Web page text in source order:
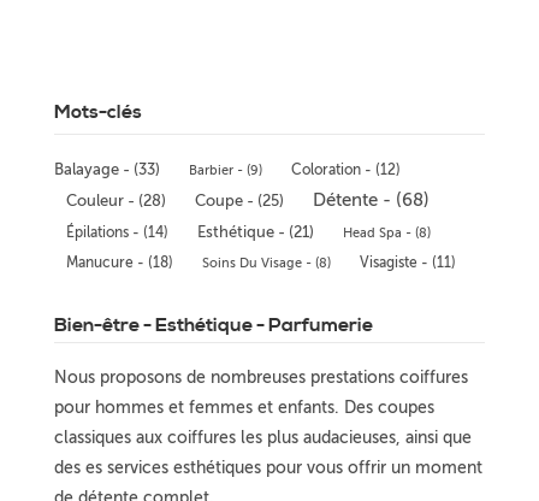
Mots-clés
Balayage - (33) Barbier - (9)
Coloration - (12)
Couleur - (28)
Coupe - (25) Détente - (68)
Épilations - (14) Esthétique - (21) Head Spa - (8)
Manucure - (18) Soins Du Visage - (8) Visagiste - (11)
Bien-être - Esthétique - Parfumerie
Nous proposons de nombreuses prestations coiffures
pour hommes et femmes et enfants. Des coupes
classiques aux coiffures les plus audacieuses, ainsi que
des es services esthétiques pour vous offrir un moment